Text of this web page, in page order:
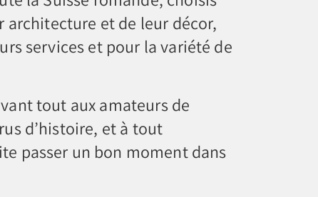
architecture et de leur décor,
services et pour la variété de
tout aux amateurs de
d’histoire, et à tout
passer un bon moment dans